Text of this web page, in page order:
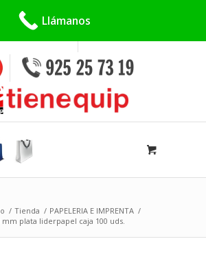
/ Tienda / PAPELERIA E IMPRENTA /
mm plata liderpapel caja 100 uds.
Llámanos